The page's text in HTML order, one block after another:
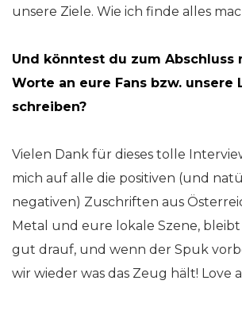
unsere Ziele. Wie ich finde alles
Und könntest du zum Abschluss
Worte an eure Fans bzw. unsere
schreiben?
Vielen Dank für dieses tolle
mich auf alle die positiven (und
negativen) Zuschriften aus
Metal und eure lokale Szene,
gut drauf, und wenn der Spuk
wir wieder was das Zeug hält! Love